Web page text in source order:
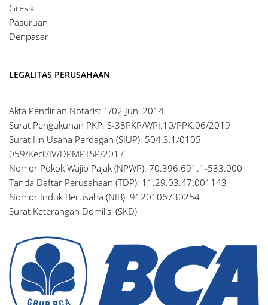
Gresik
Pasuruan
Denpasar
LEGALITAS PERUSAHAAN
Akta Pendirian Notaris: 1/02 Juni 2014
Surat Pengukuhan PKP: S-38PKP/WPJ.10/PPK.06/2019
Surat Ijin Usaha Perdagan (SIUP): 504.3.1/0105-
059/Kecil/IV/DPMPTSP/2017
Nomor Pokok Wajib Pajak (NPWP): 70.396.691.1-533.000
Tanda Daftar Perusahaan (TDP): 11.29.03.47.001143
Nomor Induk Berusaha (NIB): 9120106730254
Surat Keterangan Domilisi (SKD)